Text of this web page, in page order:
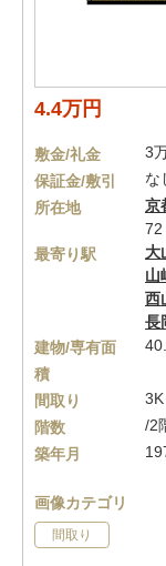
4.4万円
敷金/礼金
3
保証金/敷引
な
所在地
京
72
最寄り駅
大
山
西
長
建物/専有面
積
間取り
3K
階数
/2
築年月
画像カテゴリ
間取り